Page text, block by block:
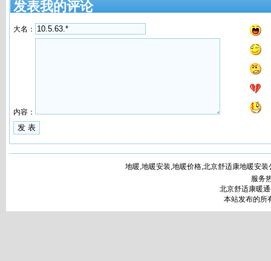
发表我的评论
大名：
内容：
地暖,地暖安装,地暖价格,北京舒适康地暖安
服务
北京舒适康暖
本站发布的所